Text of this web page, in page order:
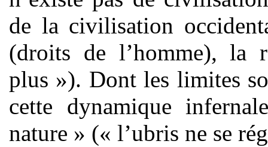
de la civilisation
(droits de l’homme), la
plus »). Dont les limites
cette dynamique
nature » (« l’ubris ne se